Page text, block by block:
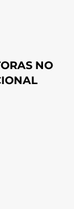
NO